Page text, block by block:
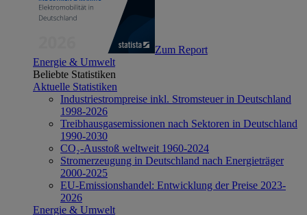
Zum Report
Energie & Umwelt
Beliebte Statistiken
Aktuelle Statistiken
Industriestrompreise inkl. Stromsteuer in Deutschland
1998-2026
Treibhausgasemissionen nach Sektoren in Deutschland
1990-2030
CO₂-Ausstoß weltweit 1960-2024
Stromerzeugung in Deutschland nach Energieträger
2000-2025
EU-Emissionshandel: Entwicklung der Preise 2023-
2026
Energie & Umwelt